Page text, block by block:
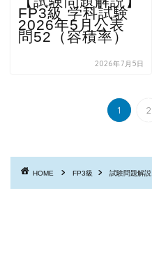
FP3級 学科試験
2026年5月公表
問52（容積率）
2026年7月5日
1 2
HOME FP3級 試験問題解説